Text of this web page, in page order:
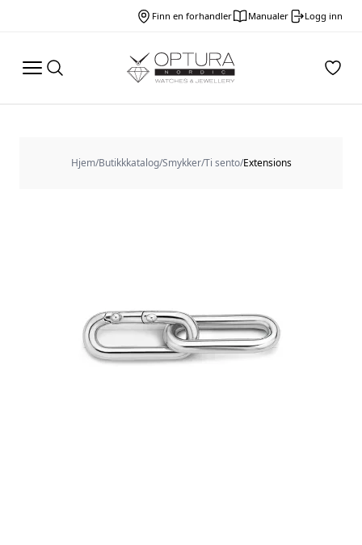
Finn en forhandler Manualer Logg inn
Hjem/Butikkkatalog/Smykker/Ti sento/Extensions